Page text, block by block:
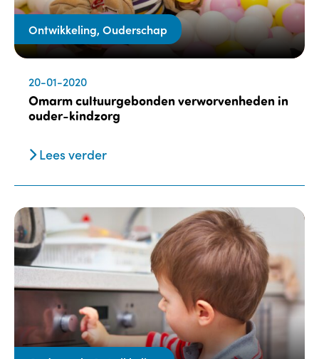
Ontwikkeling, Ouderschap
20-01-2020
Omarm cultuurgebonden verworvenheden in
ouder-kindzorg
Lees verder